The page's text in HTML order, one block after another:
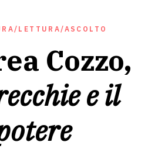
LETTURA/ASCOLTO
Cozzo,
e il